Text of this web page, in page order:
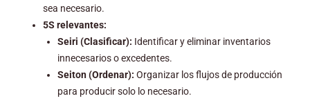
sea necesario.
5S relevantes:
Seiri (Clasificar): Identificar y eliminar inventarios
innecesarios o excedentes.
Seiton (Ordenar): Organizar los flujos de producción
para producir solo lo necesario.